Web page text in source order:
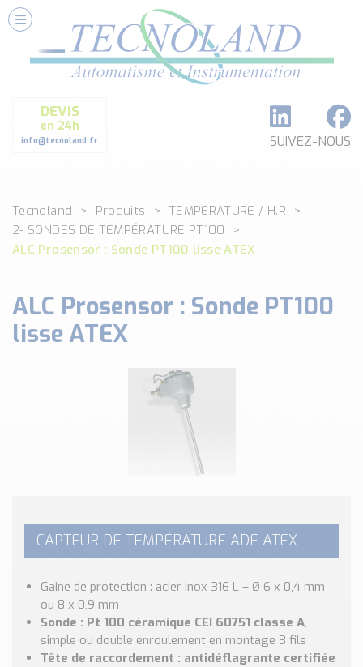
DEVIS
en 24h
info@tecnoland.fr SUIVEZ-NOUS
Nos Services
Conseils et Fourniture
Formation et Assistance
Architecture I-O Link multi fabricants
Classé par catégorie
DEBIT
DETECTION
SECURITE MACHINE
ENREGISTREUR + ACQUISITION DE DONNEES
Voir toutes les catégories …
Nos outils et simulateurs
Formulaire sonde température
Convertisseur de pression
Formulaire Débitmètre
Calculateur maintien en température
Tecnoland Produits
TEMPERATURE / H.R
2- SONDES DE TEMPÉRATURE PT100
ALC Prosensor : Sonde PT100 lisse ATEX
ALC Prosensor : Sonde PT100
lisse ATEX
CAPTEUR DE TEMPÉRATURE ADF ATEX
Gaine de protection : acier inox 316 L – Ø 6 x 0,4 mm
ou 8 x 0,9 mm
Sonde : Pt 100 céramique CEI 60751 classe A,
simple ou double enroulement en montage 3 fils
Tête de raccordement : antidéflagrante certifiée